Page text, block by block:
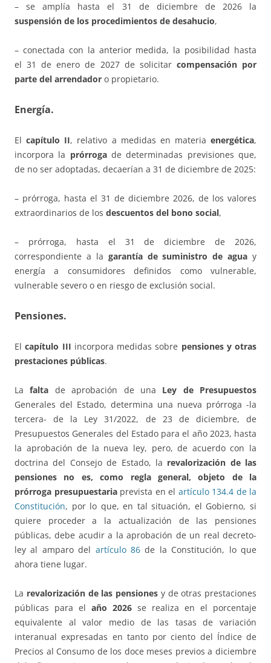
– se amplía hasta el 31 de diciembre de 2026 la
suspensión de los procedimientos de desahucio,
– conectada con la anterior medida, la posibilidad hasta
el 31 de enero de 2027 de solicitar compensación por
parte del arrendador o propietario.
Energía.
Elcapítulo II, relativo a medidas en materia energética,
incorpora la prórrogade determinadas previsiones que,
de no ser adoptadas, decaerían a 31 de diciembre de 2025:
– prórroga, hasta el 31 de diciembre 2026, de los valores
extraordinarios de los descuentos del bono social,
– prórroga, hasta el 31 de diciembre de 2026,
correspondiente a la garantía de suministro de agua y
energía a consumidores definidos como vulnerable,
vulnerable severo o en riesgo de exclusión social.
Pensiones.
Elcapítulo III incorpora medidas sobre pensiones y otras
prestaciones públicas.
Lafalta de aprobación de una Ley de Presupuestos
Generales del Estado, determina una nueva prórroga -la
tercera- de la Ley 31/2022, de 23 de diciembre, de
Presupuestos Generales del Estado para el año 2023, hasta
la aprobación de la nueva ley, pero, de acuerdo con la
doctrina del Consejo de Estado, la revalorización de las
pensiones no es, como regla general, objeto de la
prórroga presupuestariaprevista en el artículo 134.4 de la
Constitución, por lo que, en tal situación, el Gobierno, si
quiere proceder a la actualización de las pensiones
públicas, debe acudir a la aprobación de un real decreto-
ley al amparo del artículo 86 de la Constitución, lo que
ahora tiene lugar.
La revalorización de las pensiones y de otras prestaciones
públicas para el año 2026 se realiza en el porcentaje
equivalente al valor medio de las tasas de variación
interanual expresadas en tanto por ciento del Índice de
Precios al Consumo de los doce meses previos a diciembre